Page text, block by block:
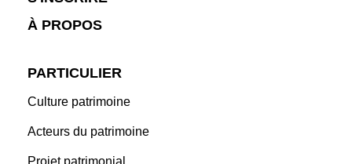
À PROPOS
PARTICULIER
Culture patrimoine
Acteurs du patrimoine
Projet patrimonial